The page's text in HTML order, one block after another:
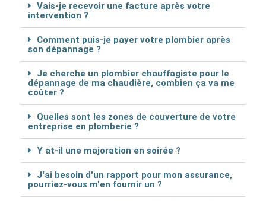
Vais-je recevoir une facture après votre
intervention ?
Comment puis-je payer votre plombier après
son dépannage ?
Je cherche un plombier chauffagiste pour le
dépannage de ma chaudière, combien ça va me
coûter ?
Quelles sont les zones de couverture de votre
entreprise en plomberie ?
Y at-il une majoration en soirée ?
J'ai besoin d'un rapport pour mon assurance,
pourriez-vous m'en fournir un ?